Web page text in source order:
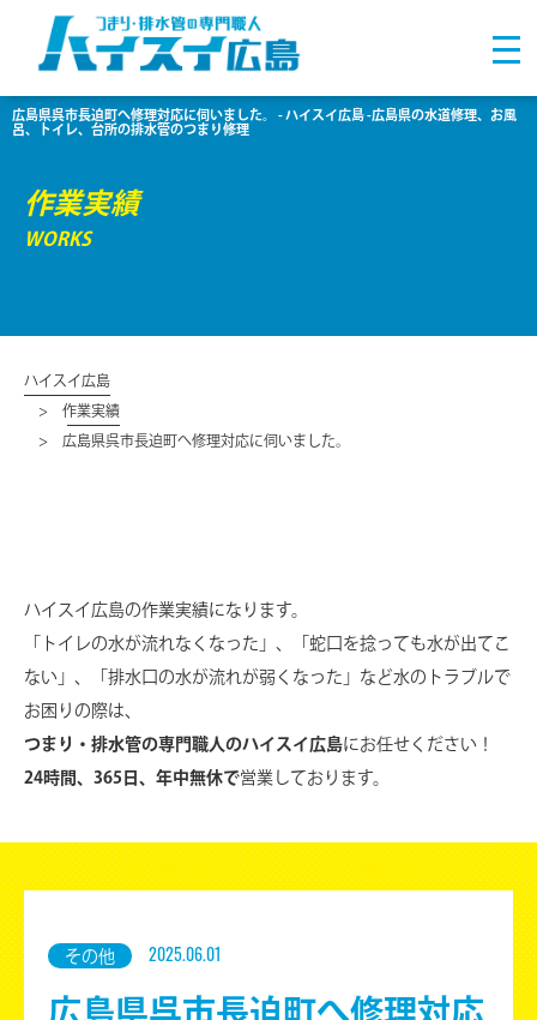
広島県呉市長迫町へ修理対応に伺いました。 - ハイスイ広島 -広島県の水道修理、お風
呂、トイレ、台所の排水管のつまり修理
作業実績
WORKS
ハイスイ広島
作業実績
広島県呉市長迫町へ修理対応に伺いました。
ハイスイ広島の作業実績になります。
「トイレの水が流れなくなった」、「蛇口を捻っても水が出てこ
ない」、
「排水口の水が流れが弱くなった」など水のトラブルで
お困りの際は、
つまり・排水管の専門職人のハイスイ広島にお任せください！
24時間、365日、年中無休で営業しております。
その他 2025.06.01
広島県呉市長迫町へ修理対応